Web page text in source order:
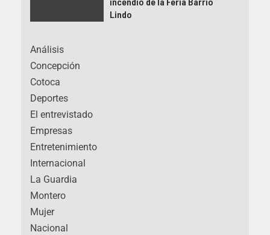
Lindo
Análisis
Concepción
Cotoca
Deportes
El entrevistado
Empresas
Entretenimiento
Internacional
La Guardia
Montero
Mujer
Nacional